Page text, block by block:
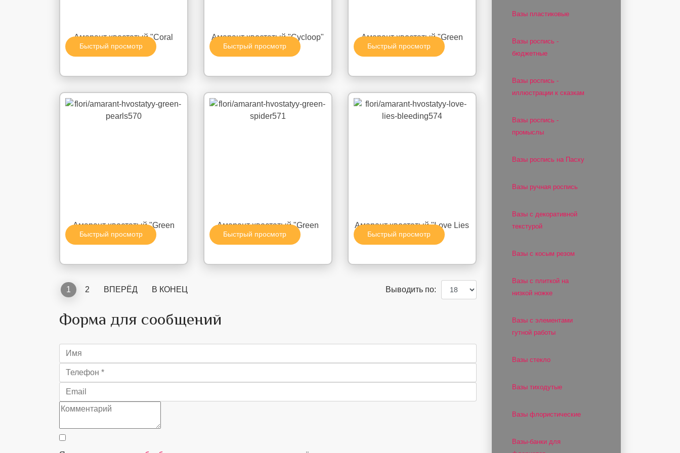
Быстрый просмотр
Амарант хвостатый "Coral
Fountain"
Быстрый просмотр
Амарант хвостатый "Cycloop"
Быстрый просмотр
Амарант хвостатый "Green
Cord"
Быстрый просмотр
Амарант хвостатый "Green
Pearls"
Быстрый просмотр
Амарант хвостатый "Green
Spider"
Быстрый просмотр
Амарант хвостатый "Love Lies
Bleeding"
1 2 ВПЕРЁД В КОНЕЦ Выводить по:
Форма для сообщений
Вазы пластиковые
Вазы роспись -
бюджетные
Вазы роспись -
иллюстрации к сказкам
Вазы роспись -
промыслы
Вазы роспись на Пасху
Вазы ручная роспись
Вазы с декоративной
текстурой
Вазы с косым резом
Вазы с плиткой на
низкой ножке
Вазы с элементами
гутной работы
Вазы стекло
Вазы тиходутые
Вазы флористические
Вазы-банки для